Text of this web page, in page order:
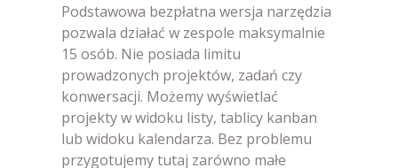
Podstawowa bezpłatna wersja narzędzia
pozwala działać w zespole maksymalnie
15 osób. Nie posiada limitu
prowadzonych projektów, zadań czy
konwersacji. Możemy wyświetlać
projekty w widoku listy, tablicy kanban
lub widoku kalendarza. Bez problemu
przygotujemy tutaj zarówno małe